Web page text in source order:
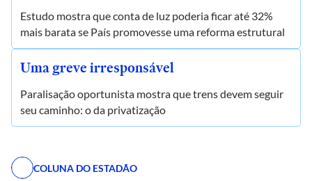
Estudo mostra que conta de luz poderia ficar até 32%
mais barata se País promovesse uma reforma estrutural
Uma greve irresponsável
Paralisação oportunista mostra que trens devem seguir
seu caminho: o da privatização
COLUNA DO ESTADÃO